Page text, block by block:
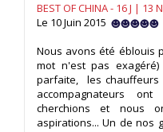
BEST OF CHINA - 16 J | 13 N
Le 10 Juin 2015
Nous avons été éblouis
mot n'est pas exagéré)
parfaite, les chauffeurs
accompagnateurs
cherchions et nous
aspirations... Un de nos